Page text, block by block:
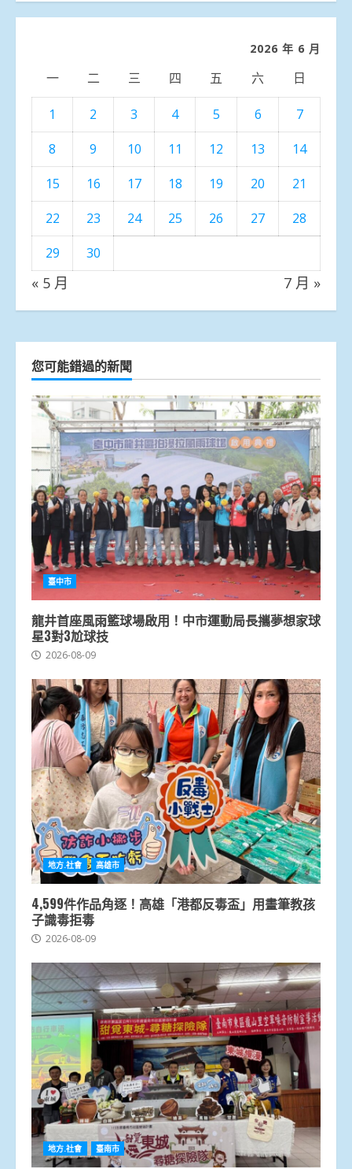
分
2026 年 6 月
一 二 三 四 五 六 日
1 2 3 4 5 6
7
8
9 10 11 12 13
14
15
16 17 18 19 20
21
22
23 24 25 26 27
28
29
30
« 5 月 7 月 »
您可能錯過的新聞
臺中市
龍井首座風雨籃球場啟用！中市運動局長攜夢想家球
星3對3尬球技
2026-08-09
地方.社會 高雄市
4,599件作品角逐！高雄「港都反毒盃」用畫筆教孩
子識毒拒毒
2026-08-09
地方.社會 臺南市